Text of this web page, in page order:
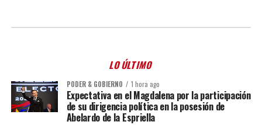
LO ÚLTIMO
PODER & GOBIERNO 1 hora ago
Expectativa en el Magdalena por la participación
de su dirigencia política en la posesión de
Abelardo de la Espriella